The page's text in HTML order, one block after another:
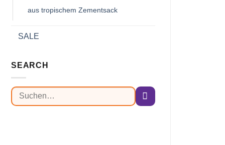
aus tropischem Zementsack
SALE
SEARCH
Suchen
nach: